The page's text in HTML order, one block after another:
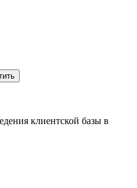
клиентской базы в